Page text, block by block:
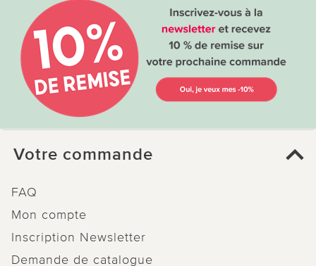
Votre commande
FAQ
Mon compte
Inscription Newsletter
Demande de catalogue